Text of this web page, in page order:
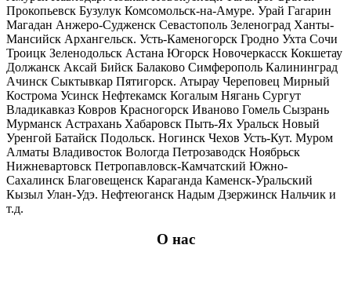
Прокопьевск Бузулук Комсомольск-на-Амуре. Урай Гагарин
Магадан Анжеро-Судженск Севастополь Зеленоград Ханты-
Мансийск Архангельск. Усть-Каменогорск Гродно Ухта Сочи
Троицк Зеленодольск Астана Югорск Новочеркасск Кокшетау
Должанск Аксай Бийск Балаково Симферополь Калининград
Ачинск Сыктывкар Пятигорск. Атырау Череповец Мирный
Кострома Усинск Нефтекамск Когалым Нягань Сургут
Владикавказ Ковров Красногорск Иваново Гомель Сызрань
Мурманск Астрахань Хабаровск Пыть-Ях Уральск Новый
Уренгой Батайск Подольск. Ногинск Чехов Усть-Кут. Муром
Алматы Владивосток Вологда Петрозаводск Ноябрьск
Нижневартовск Петропавловск-Камчатский Южно-
Сахалинск Благовещенск Караганда Каменск-Уральский
Кызыл Улан-Удэ. Нефтеюганск Надым Дзержинск Нальчик и
т.д.
О нас